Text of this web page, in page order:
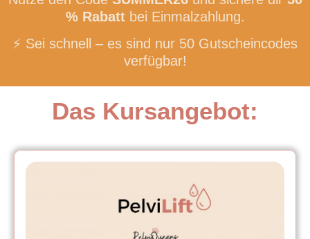
% Rabattbei Einmalzahlung.
⚡ Sei schnell – es sind nur 50 Gutscheincodes
verfügbar!
Das Kursangebot: